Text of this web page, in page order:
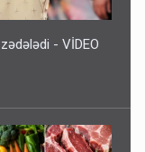
- VİDEO